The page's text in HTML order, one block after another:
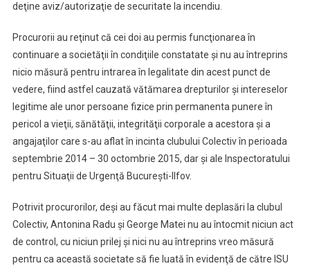
deţine aviz/autorizaţie de securitate la incendiu.
Procurorii au reţinut că cei doi au permis funcţionarea în
continuare a societăţii în condiţiile constatate şi nu au întreprins
nicio măsură pentru intrarea în legalitate din acest punct de
vedere, fiind astfel cauzată vătămarea drepturilor şi intereselor
legitime ale unor persoane fizice prin permanenta punere în
pericol a vieţii, sănătăţii, integrităţii corporale a acestora şi a
angajaţilor care s-au aflat în incinta clubului Colectiv în perioada
septembrie 2014 – 30 octombrie 2015, dar şi ale Inspectoratului
pentru Situaţii de Urgenţă Bucureşti-Ilfov.
Potrivit procurorilor, deşi au făcut mai multe deplasări la clubul
Colectiv, Antonina Radu şi George Matei nu au întocmit niciun act
de control, cu niciun prilej şi nici nu au întreprins vreo măsură
pentru ca această societate să fie luată în evidenţă de către ISU